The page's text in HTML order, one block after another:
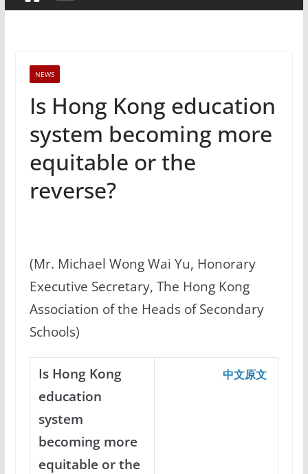
NEWS
Is Hong Kong education
system becoming more
equitable or the
reverse?
(Mr. Michael Wong Wai Yu, Honorary
Executive Secretary, The Hong Kong
Association of the Heads of Secondary
Schools)
Is Hong Kong
education
system
becoming more
equitable or the
中文原文